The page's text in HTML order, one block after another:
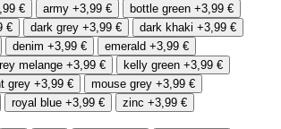
€ army +3,99 € bottle green +3,99 €
€ dark grey +3,99 € dark khaki +3,99 €
denim +3,99 € emerald +3,99 €
melange +3,99 € kelly green +3,99 €
grey +3,99 € mouse grey +3,99 €
royal blue +3,99 € zinc +3,99 €